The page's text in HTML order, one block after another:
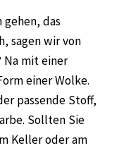
gehen, das
sagen wir von
Na mit einer
einer Wolke.
passende Stoff,
Sollten Sie
Keller oder am